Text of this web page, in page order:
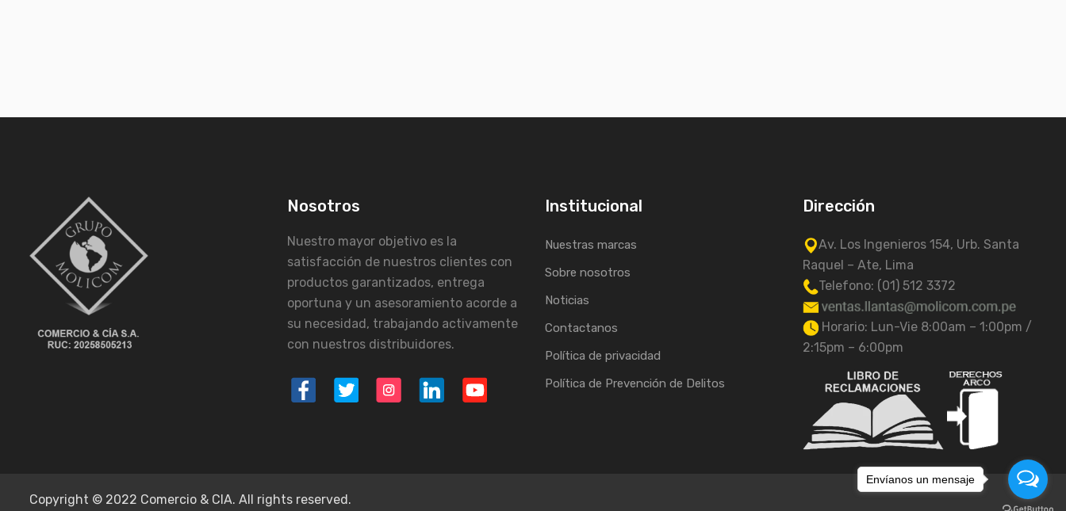
Nosotros
Nuestro mayor objetivo es la
satisfacción de nuestros clientes con
productos garantizados, entrega
oportuna y un asesoramiento acorde a
su necesidad, trabajando activamente
con nuestros distribuidores.
Institucional
Nuestras marcas
Sobre nosotros
Noticias
Contactanos
Política de privacidad
Política de Prevención de Delitos
Dirección
Av. Los Ingenieros 154, Urb. Santa
Raquel – Ate, Lima
Telefono: (01) 512 3372
Horario: Lun-Vie 8:00am – 1:00pm /
2:15pm – 6:00pm
Copyright © 2022 Comercio & CIA. All rights reserved.
Envíanos un mensaje